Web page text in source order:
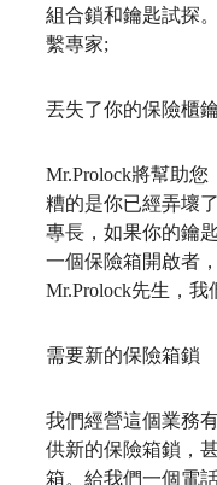
組合鎖和鑰匙試探
繫專家;
丟失了你的保險櫃
Mr.Prolock將幫助您
糟的是你已經弄壞
專長，如果你的鑰
一個保險箱開啟者
Mr.Prolock先生，我
需要新的保險箱鎖
我們經營這個業務
供新的保險箱鎖，
箱。給我們一個電